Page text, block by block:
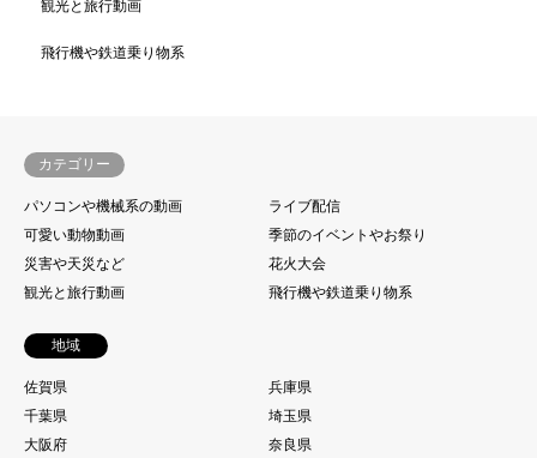
観光と旅行動画
飛行機や鉄道乗り物系
カテゴリー
パソコンや機械系の動画
ライブ配信
可愛い動物動画
季節のイベントやお祭り
災害や天災など
花火大会
観光と旅行動画
飛行機や鉄道乗り物系
地域
佐賀県
兵庫県
千葉県
埼玉県
大阪府
奈良県